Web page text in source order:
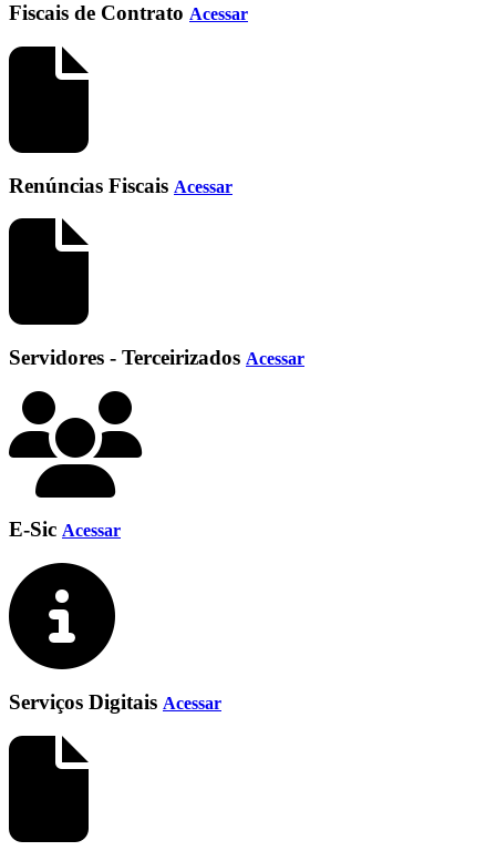
Fiscais de Contrato Acessar
Renúncias Fiscais Acessar
Servidores - Terceirizados Acessar
E-Sic Acessar
Serviços Digitais Acessar